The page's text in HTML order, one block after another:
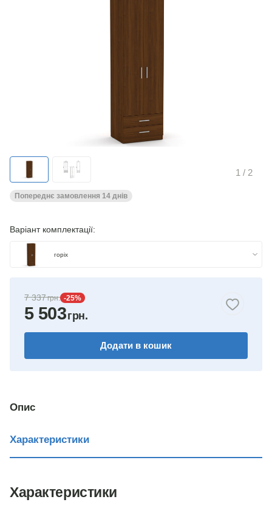
1 / 2
Попереднє замовлення 14 днів
Варіант комплектації:
горіх
бук
7 337 -25%
5 503
Додати в кошик
Опис
Характеристики
Характеристики